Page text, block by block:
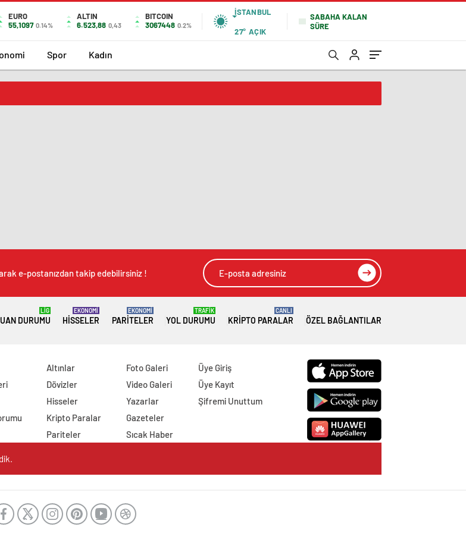
EURO
55,1097 0.14%
ALTIN
6.523,88 0,43
BITCOIN
3067448 0.2%
İSTANBUL
27° AÇIK
SABAHA KALAN
SÜRE
Spor Kadın
e-postanızdan takip edebilirsiniz !
DURUMU
LİG
HISSELER
EKONOMİ
PARITELER
EKONOMİ
YOL DURUMU
TRAFİK
KRIPTO PARALAR
CANLI
ÖZEL BAĞLANTILAR
Altınlar
Dövizler
Hisseler
Kripto Paralar
Pariteler
Foto Galeri
Video Galeri
Yazarlar
Gazeteler
Sıcak Haber
Üye Giriş
Üye Kayıt
Şifremi Unuttum